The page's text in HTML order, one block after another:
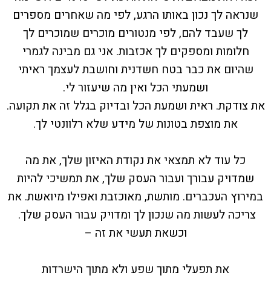
שנראה לך נכון באותו הרגע, לפי מה שאחרים מספרים
לך שעבד להם, לפי מנטורים מוכרים שמוכרים לך
חלומות ומספקים לך אכזבות. אני גם מבינה לגמרי
שהיום את כבר בטח חשדנית וחושבת לעצמך ראיתי
ושמעתי הכל ואין מה שיעזור לי.
את צודקת. ראית ושמעת הכל ובדיוק בגלל זה את תקועה.
את מוצפת בטונות של מידע שלא רלוונטי לך.
כל עוד לא תמצאי את נקודת האיזון שלך, את מה
שמדויק עבורך ועבור העסק שלך, את תמשיכי להיות
במירוץ העכברים. מותשת, מאוכזבת ואפילו מיואשת. את
צריכה לעשות מה שנכון לך ומדויק עבור העסק שלך.
וכשאת תעשי את זה –
את תפעלי מתוך שפע ולא מתוך הישרדות